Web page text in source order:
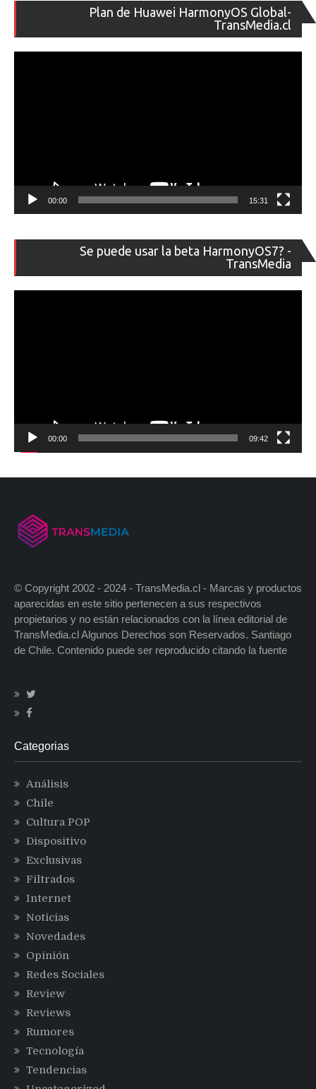
Plan de Huawei HarmonyOS Global-
TransMedia.cl
de
00:00 15:31
Se puede usar la beta HarmonyOS7? -
TransMedia
de
00:00 09:42
© Copyright 2002 - 2024 - TransMedia.cl - Marcas y productos
aparecidas en este sitio pertenecen a sus respectivos
propietarios y no están relacionados con la línea editorial de
TransMedia.cl Algunos Derechos son Reservados. Santiago
de Chile. Contenido puede ser reproducido citando la fuente
Categorias
Análisis
Chile
Cultura POP
Dispositivo
Exclusivas
Filtrados
Internet
Noticias
Novedades
Opinión
Redes Sociales
Review
Reviews
Rumores
Tecnología
Tendencias